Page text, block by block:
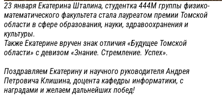
23 января Екатерина Шталина, студентка 444М группы физико-
математического факультета стала лауреатом премии Томской
области в сфере образования, науки, здравоохранения и
культуры.
Также Екатерине вручен знак отличия «Будущее Томской
области» с девизом «Знание. Стремление. Успех».
Поздравляем Екатерину и научного руководителя Андрея
Петровича Клишина, доцента кафедры информатики, с
наградами и желаем дальнейших побед!